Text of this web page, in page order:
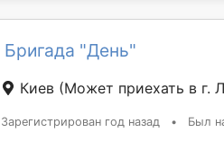
Бригада "День"
Киев (Может приехать в г.
Зарегистрирован год назад • Был